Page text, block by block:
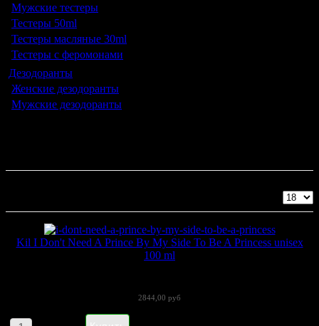
Мужские тестеры
Тестеры 50ml
Тестеры масляные 30ml
Тестеры с феромонами
Дезодоранты
Женские дезодоранты
Мужские дезодоранты
Kil I Don't Need A Prince By My Side To Be A Princess unisex
100 ml
2844,00 руб